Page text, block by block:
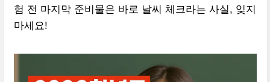
험 전 마지막 준비물은 바로 날씨 체크라는 사실, 잊지
마세요!